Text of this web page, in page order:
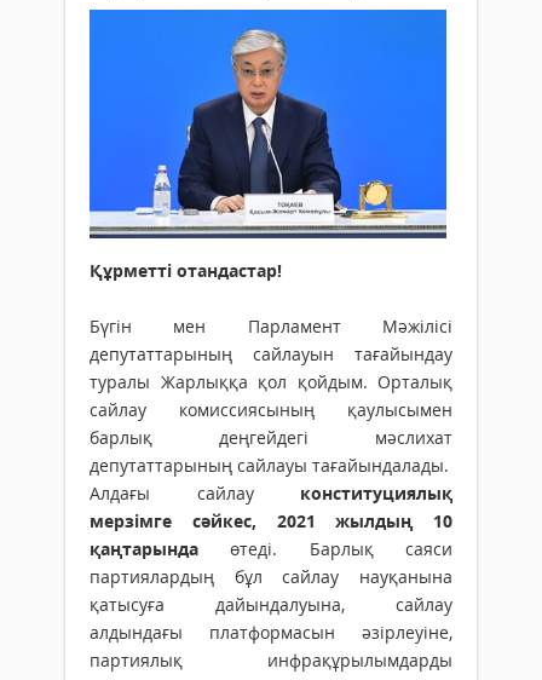
Құрметті отандастар!
Бүгін мен Парламент Мәжілісі
депутаттарының сайлауын тағайындау
туралы Жарлыққа қол қойдым. Орталық
сайлау комиссиясының қаулысымен
барлық деңгейдегі мәслихат
депутаттарының сайлауы тағайындалады.
Алдағы сайлау конституциялық
мерзімге сәйкес, 2021 жылдың 10
қаңтарындаөтеді. Барлық саяси
партиялардың бұл сайлау науқанына
қатысуға дайындалуына, сайлау
алдындағы платформасын әзірлеуіне,
партиялық инфрақұрылымдарды